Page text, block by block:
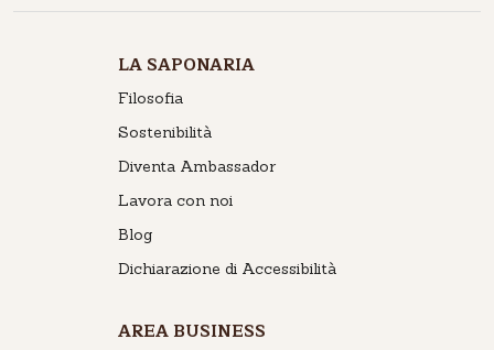
LA SAPONARIA
Filosofia
Sostenibilità
Diventa Ambassador
Lavora con noi
Blog
Dichiarazione di Accessibilità
AREA BUSINESS